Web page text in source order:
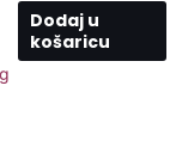
Dodaj u
košaricu